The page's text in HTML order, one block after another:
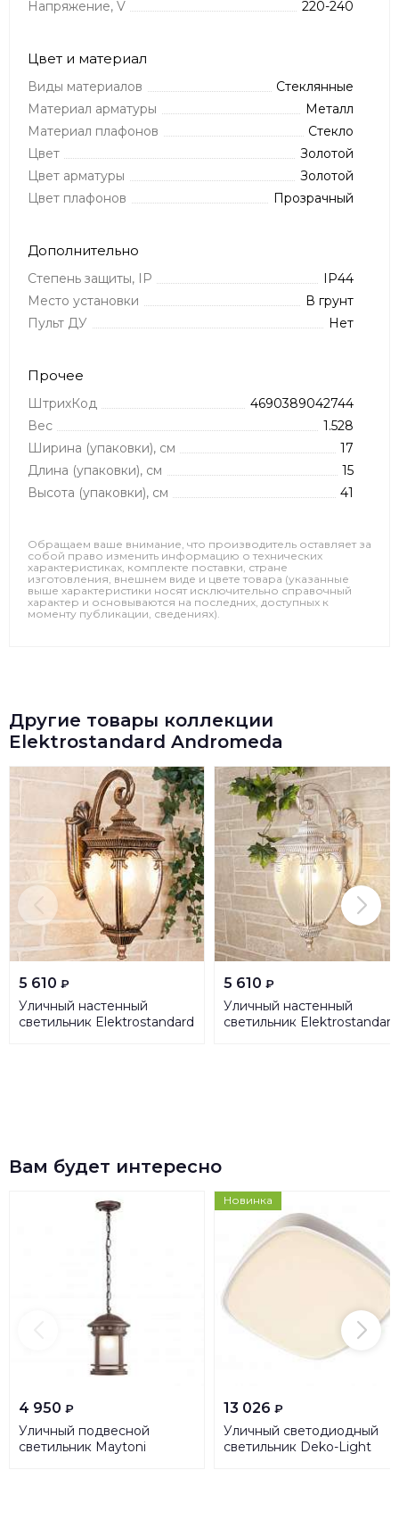
Напряжение, V 220-240
Цвет и материал
Виды материалов
Стеклянные
Материал арматуры
Металл
Материал плафонов
Стекло
Цвет
Золотой
Цвет арматуры
Золотой
Цвет плафонов
Прозрачный
Дополнительно
Степень защиты, IP
IP44
Место установки
В грунт
Пульт ДУ
Нет
Прочее
ШтрихКод
4690389042744
Вес
1.528
Ширина (упаковки), см
17
Длина (упаковки), см
15
Высота (упаковки), см
41
Обращаем ваше внимание, что производитель оставляет за
собой право изменить информацию о технических
характеристиках, комплекте поставки, стране
изготовления, внешнем виде и цвете товара (указанные
выше характеристики носят исключительно справочный
характер и основываются на последних, доступных к
моменту публикации, сведениях).
Другие товары коллекции
Elektrostandard Andromeda
5 610 ₽
Уличный настенный
светильник Elektrostandard
5 610 ₽
Уличный настенный
светильник Elektrostandard
Вам будет интересно
4 950 ₽
Уличный подвесной
светильник Maytoni
Новинка
13 026 ₽
Уличный светодиодный
светильник Deko-Light